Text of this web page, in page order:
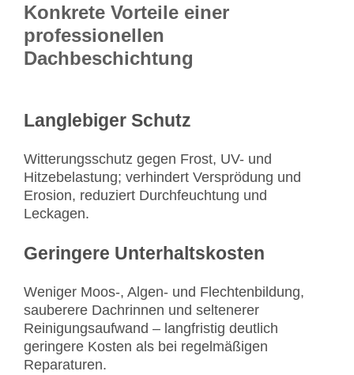
Konkrete Vorteile einer
professionellen
Dachbeschichtung
Langlebiger Schutz
Witterungsschutz gegen Frost, UV- und
Hitzebelastung; verhindert Versprödung und
Erosion, reduziert Durchfeuchtung und
Leckagen.
Geringere Unterhaltskosten
Weniger Moos-, Algen- und Flechtenbildung,
sauberere Dachrinnen und seltenerer
Reinigungsaufwand – langfristig deutlich
geringere Kosten als bei regelmäßigen
Reparaturen.